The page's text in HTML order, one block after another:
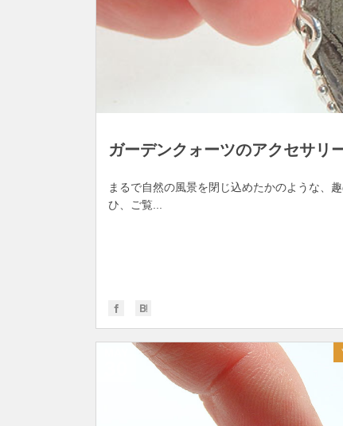
ガーデンクォーツのアクセサリ
まるで自然の風景を閉じ込めたかのような、
ひ、ご覧...